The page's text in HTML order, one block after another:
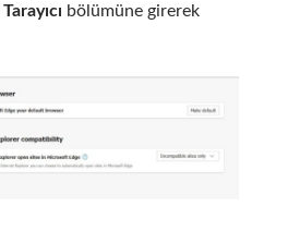
bölümüne girerek